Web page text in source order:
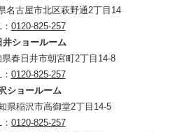
名古屋市北区萩野通2丁目14
0120-825-257
井ショールーム
春日井市朝宮町2丁目14-8
0120-825-257
ショールーム
県稲沢市高御堂2丁目14-5
0120-825-257